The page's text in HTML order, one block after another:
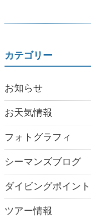
カテゴリー
お知らせ
お天気情報
フォトグラフィ
シーマンズブログ
ダイビングポイント
ツアー情報